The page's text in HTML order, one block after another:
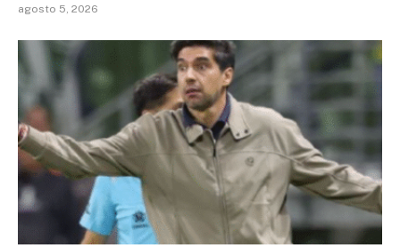
agosto 5, 2026